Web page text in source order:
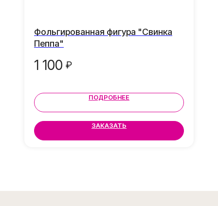
Фольгированная фигура "Свинка
Пеппа"
1 100 ₽
ПОДРОБНЕЕ
ЗАКАЗАТЬ
К каждой композиции
Грузик в подарок
Ваши отзывы